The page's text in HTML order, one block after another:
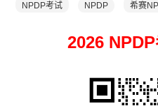
NPDP考试 NPDP 希赛
2026